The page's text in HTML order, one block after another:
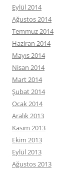
Eylül 2014
Ağustos 2014
Temmuz 2014
Haziran 2014
Mayıs 2014
Nisan 2014
Mart 2014
Şubat 2014
Ocak 2014
Aralık 2013
Kasım 2013
Ekim 2013
Eylül 2013
Ağustos 2013